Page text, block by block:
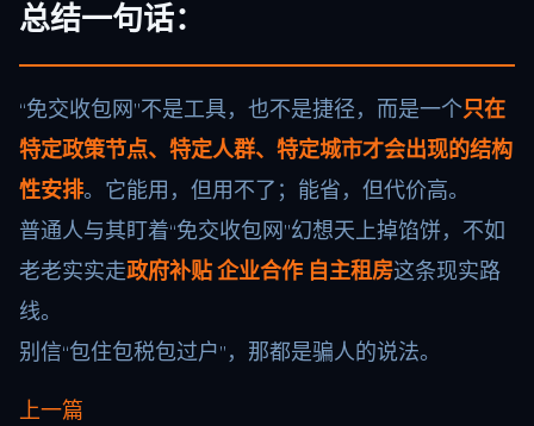
总结一句话：
“免交收包网”不是工具，也不是捷径，而是一个只在
特定政策节点、特定人群、特定城市才会出现的结构
性安排。它能用，但用不了；能省，但代价高。
普通人与其盯着“免交收包网”幻想天上掉馅饼，不如
老老实实走政府补贴 企业合作 自主租房这条现实路
线。
别信“包住包税包过户”，那都是骗人的说法。
上一篇